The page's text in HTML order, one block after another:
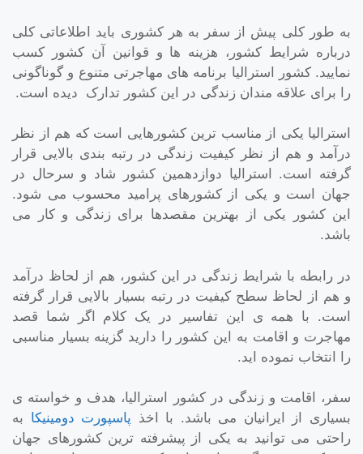
به طور کلی پیش از سفر به هر کشوری باید اطلاعاتی کلی
درباره شرایط کشور، هزینه ها و قوانین آن کشور کسب
نمایید. کشور استرالیا برنامه های مهاجرتی متنوع و گوناگونی
را برای علاقه مندان زندگی در این کشور تدارک دیده است.
استرالیا یکی از مناسب ترین کشورهایی است که هم از نظر
درآمد و هم از نظر کیفیت زندگی در رتبه بندی بالایی قرار
گرفته است. استرالیا دوازدهمین کشور شاد و سرحال در
جهان است و یکی از کشورهای پرامید محسوب می شود.
این کشور یکی از بهترین مقصدها برای زندگی و کار می
باشد.
در رابطه با شرایط زندگی در این کشور، هم از لحاظ درآمد
و هم از لحاظ سطح کیفیت در رتبه بسیار بالایی قرار گرفته
است. با همه ی این تفاسیر در یک کلام اگر شما قصد
مهاجرت و اقامت به این کشور را دارید گزینه بسیار مناسبی
را انتخاب نموده اید.
سفر، اقامت و زندگی در کشور استرالیا، هدف و خواسته ی
بسیاری از ایرانیان می باشد. با اخذ پاسپورت دومینیکا به
راحتی می توانید به یکی از پیشرفته ترین کشورهای جهان